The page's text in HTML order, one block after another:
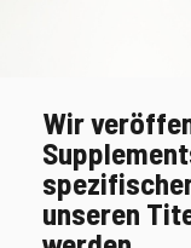
Wir
unseren